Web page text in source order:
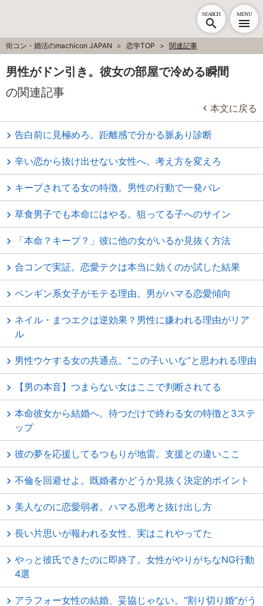
SEARCH MENU
街コン・婚活のmachicon JAPAN 恋学TOP 関連記事
男性がドン引き。彼女の部屋で冷める瞬間
の関連記事
本文に戻る
告白前に見極めろ。距離感で分かる脈あり診断
辛い恋から抜け出せない女性へ。考え方を変えろ
キープされてる女の特徴。男性の行動で一発バレ
草食男子でも本命にはやる。狙ってる子へのサイン
「本命？キープ？」彼に他の女がいるか見抜く方法
合コンで実証。恋愛テクは本当に効くのか試した結果
ペンギン系女子がモテる理由。男がハマる恋愛傾向
ネイル・まつエクは逆効果？男性に嫌われる理由がリア
ル
男性ウケする女の共通点。“この子いいな”と思われる理由
【男の本音】つまらない女はここで判断されてる
本命彼女から結婚へ。待つだけで終わる女の特徴と3ステ
ップ
彼の夢を応援してるつもりが地雷。支援との違いここ
不倫を回避せよ。既婚者かどうか見抜く決定的ポイント
美人なのに恋愛弱者。ハマる思考と抜け出し方
長い片思いが報われる女性、実はこれやってた
やっと彼氏できたのに即終了。女性がやりがちなNG行動
4選
アラフォー女性の結婚、妥協じゃない。“割り切り婚”がう